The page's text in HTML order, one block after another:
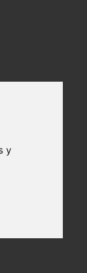
y